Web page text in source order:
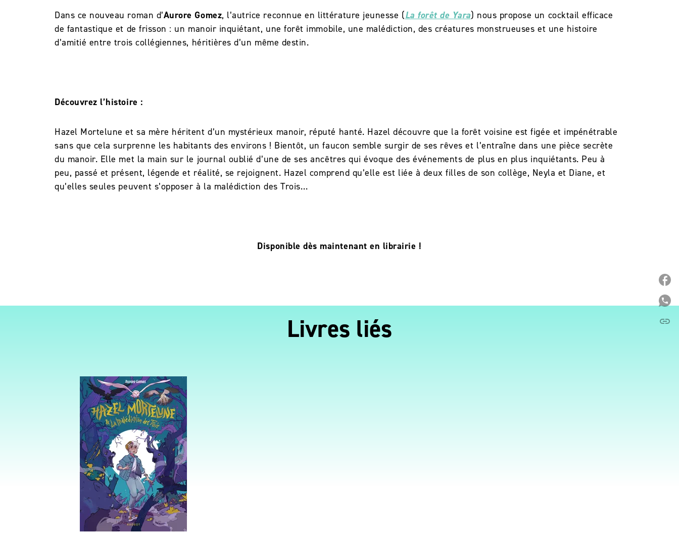
Dans ce nouveau roman d’Aurore Gomez, l’autrice reconnue en littérature jeunesse (La forêt de Yara) nous propose un cocktail efficace
de fantastique et de frisson : un manoir inquiétant, une forêt immobile, une malédiction, des créatures monstrueuses et une histoire
d’amitié entre trois collégiennes, héritières d’un même destin.
Découvrez l’histoire :
Hazel Mortelune et sa mère héritent d’un mystérieux manoir, réputé hanté. Hazel découvre que la forêt voisine est figée et impénétrable
sans que cela surprenne les habitants des environs ! Bientôt, un faucon semble surgir de ses rêves et l’entraîne dans une pièce secrète
du manoir. Elle met la main sur le journal oublié d’une de ses ancêtres qui évoque des événements de plus en plus inquiétants. Peu à
peu, passé et présent, légende et réalité, se rejoignent. Hazel comprend qu’elle est liée à deux filles de son collège, Neyla et Diane, et
qu’elles seules peuvent s’opposer à la malédiction des Trois…
Disponible dès maintenant en librairie !
Livres liés link